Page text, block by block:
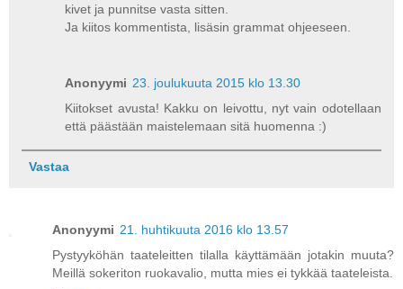
kivet ja punnitse vasta sitten.
Ja kiitos kommentista, lisäsin grammat ohjeeseen.
Anonyymi 23. joulukuuta 2015 klo 13.30
Kiitokset avusta! Kakku on leivottu, nyt vain odotellaan
että päästään maistelemaan sitä huomenna :)
Vastaa
Anonyymi 21. huhtikuuta 2016 klo 13.57
Pystyyköhän taateleitten tilalla käyttämään jotakin muuta?
Meillä sokeriton ruokavalio, mutta mies ei tykkää taateleista.